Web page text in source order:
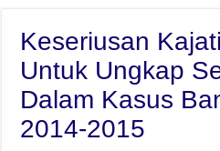
Keseriusan
Untuk Ungkap
Dalam Kasus
2014-2015